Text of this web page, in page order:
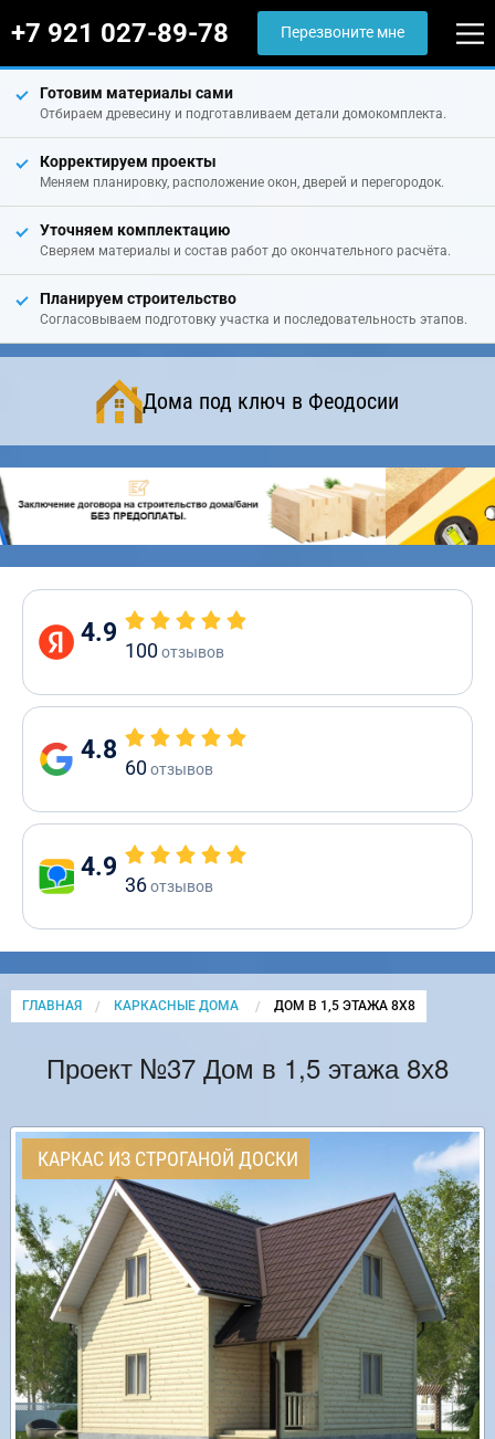
+7 921 027-89-78 Перезвоните мне
Готовим материалы сами
Отбираем древесину и подготавливаем детали домокомплекта.
Корректируем проекты
Меняем планировку, расположение окон, дверей и перегородок.
Уточняем комплектацию
Сверяем материалы и состав работ до окончательного расчёта.
Планируем строительство
Согласовываем подготовку участка и последовательность этапов.
Дома под ключ в Феодосии
4.9
100отзывов
4.8
60отзывов
4.9
36отзывов
ГЛАВНАЯ КАРКАСНЫЕ ДОМА CURRENT:
ДОМ В 1,5 ЭТАЖА 8Х8
Проект №37 Дом в 1,5 этажа 8х8
КАРКАС ИЗ СТРОГАНОЙ ДОСКИ